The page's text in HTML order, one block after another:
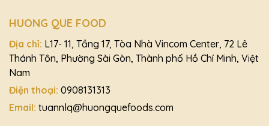
HUONG QUE FOOD
Địa chỉ: L17- 11, Tầng 17, Tòa Nhà Vincom Center, 72 Lê
Thánh Tôn, Phường Sài Gòn, Thành phố Hồ Chí Minh, Việt
Nam
Điện thoại: 0908131313
Email: tuannlq@huongquefoods.com